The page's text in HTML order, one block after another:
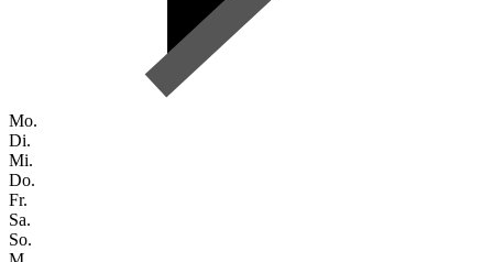
Mo.
Di.
Mi.
Do.
Fr.
Sa.
So.